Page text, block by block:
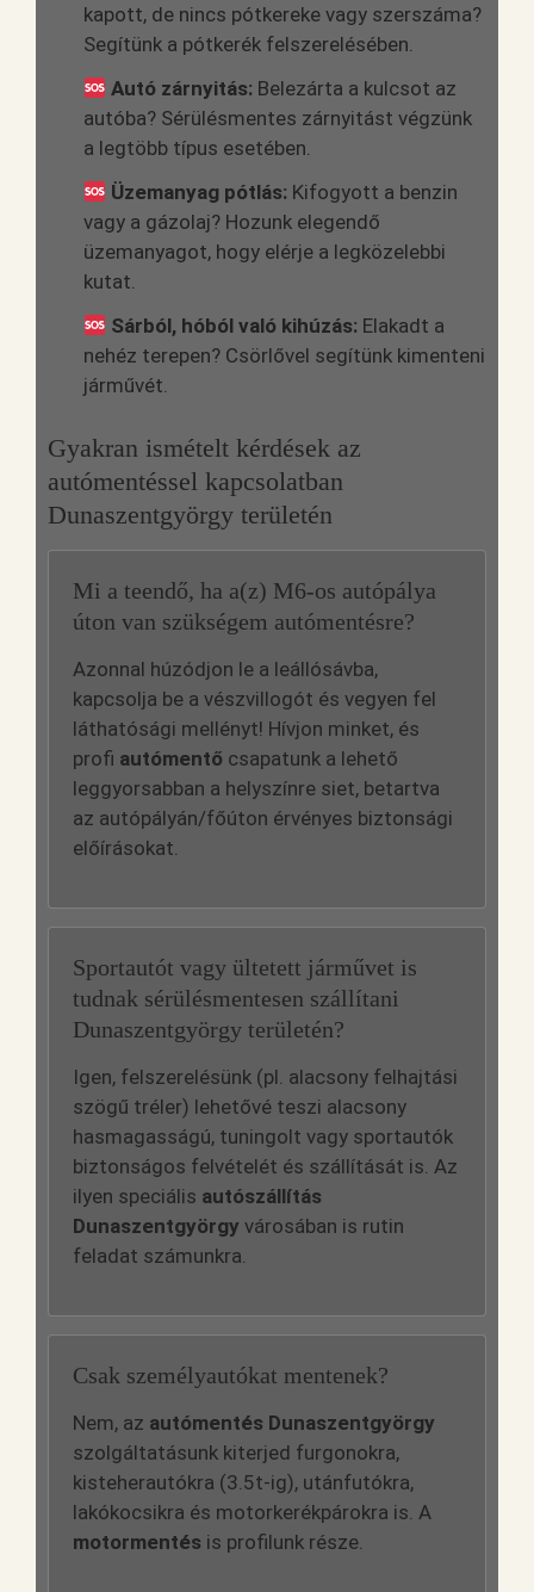
kapott, de nincs pótkereke vagy szerszáma?
Segítünk a pótkerék felszerelésében.
Autó zárnyitás: Belezárta a kulcsot az
autóba? Sérülésmentes zárnyitást végzünk
a legtöbb típus esetében.
Üzemanyag pótlás: Kifogyott a benzin
vagy a gázolaj? Hozunk elegendő
üzemanyagot, hogy elérje a legközelebbi
kutat.
Sárból, hóból való kihúzás: Elakadt a
nehéz terepen? Csörlővel segítünk kimenteni
járművét.
Gyakran ismételt kérdések az
autómentéssel kapcsolatban
Dunaszentgyörgy területén
Mi a teendő, ha a(z) M6-os autópálya
úton van szükségem autómentésre?
Azonnal húzódjon le a leállósávba,
kapcsolja be a vészvillogót és vegyen fel
láthatósági mellényt! Hívjon minket, és
profi autómentő csapatunk a lehető
leggyorsabban a helyszínre siet, betartva
az autópályán/főúton érvényes biztonsági
előírásokat.
Sportautót vagy ültetett járművet is
tudnak sérülésmentesen szállítani
Dunaszentgyörgy területén?
Igen, felszerelésünk (pl. alacsony felhajtási
szögű tréler) lehetővé teszi alacsony
hasmagasságú, tuningolt vagy sportautók
biztonságos felvételét és szállítását is. Az
ilyen speciális autószállítás
Dunaszentgyörgy városában is rutin
feladat számunkra.
Csak személyautókat mentenek?
Nem, az autómentés Dunaszentgyörgy
szolgáltatásunk kiterjed furgonokra,
kisteherautókra (3.5t-ig), utánfutókra,
lakókocsikra és motorkerékpárokra is. A
motormentés is profilunk része.